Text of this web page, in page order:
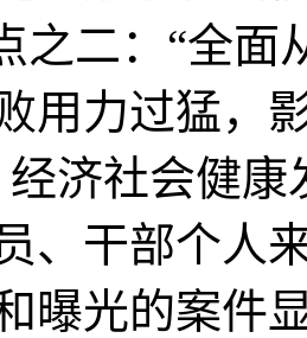
之二：“全面
用力过猛，
经济社会健
、干部个人
曝光的案件